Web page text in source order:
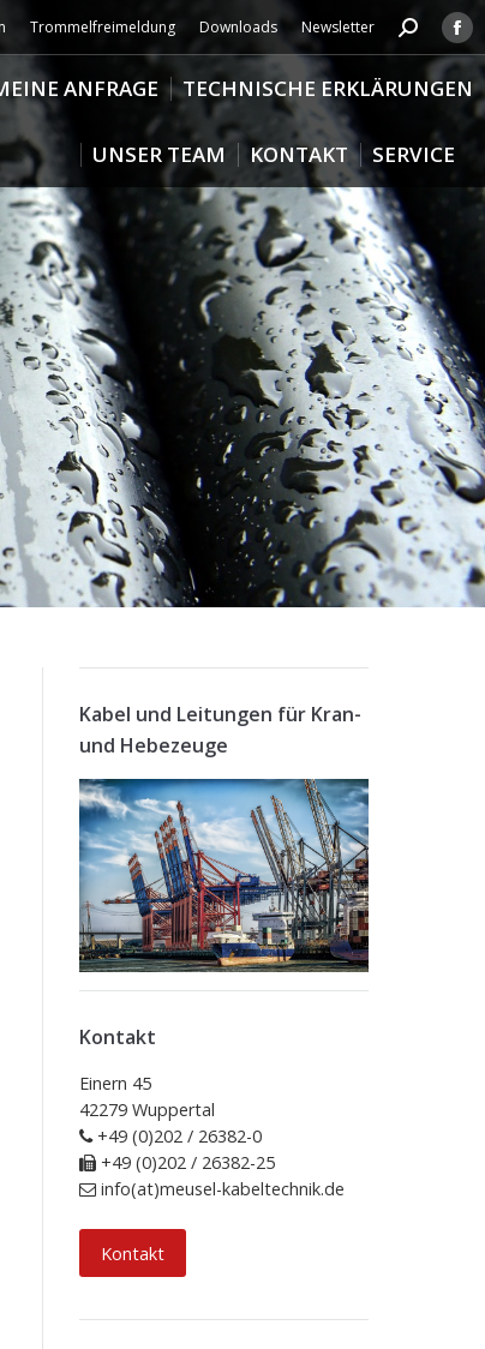
Trommelfreimeldung Downloads Newsletter Search:
ANFRAGE TECHNISCHE ERKLÄRUNGEN
UNSER TEAM KONTAKT SERVICE
Kabel und Leitungen für Kran-
und Hebezeuge
Kontakt
Einern 45
42279 Wuppertal
+49 (0)202 / 26382-0
+49 (0)202 / 26382-25
info(at)meusel-kabeltechnik.de
Kontakt